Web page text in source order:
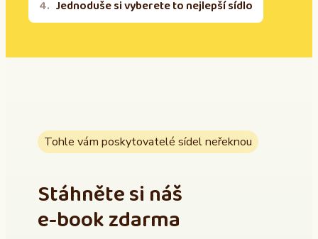
Jednoduše si vyberete to nejlepší sídlo
Tohle vám poskytovatelé sídel neřeknou
Stáhněte si náš
e-book zdarma